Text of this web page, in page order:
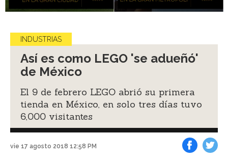
INDUSTRIAS
Así es como LEGO 'se adueñó'
de México
El 9 de febrero LEGO abrió su primera
tienda en México, en solo tres días tuvo
6,000 visitantes
vie 17 agosto 2018 12:58 PM